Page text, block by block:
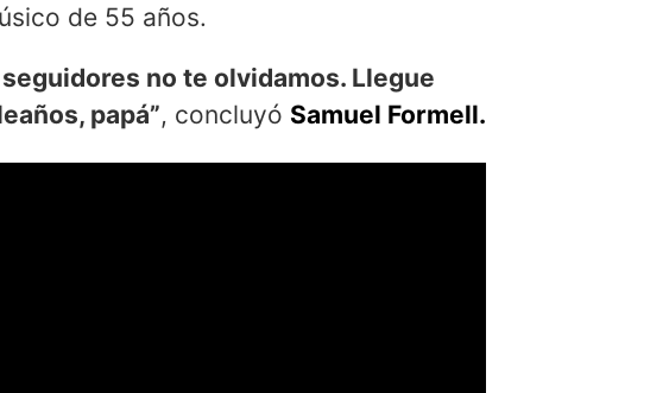
de 55 años.
no te olvidamos. Llegue
papá”, concluyó Samuel Formell.